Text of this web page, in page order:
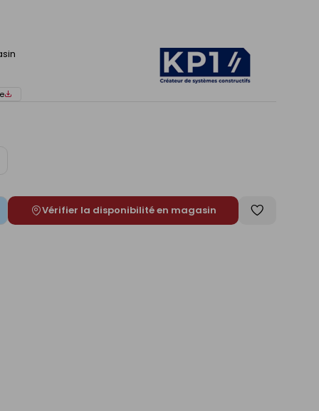
Vérifier la disponibilité en magasin
Enregistrer